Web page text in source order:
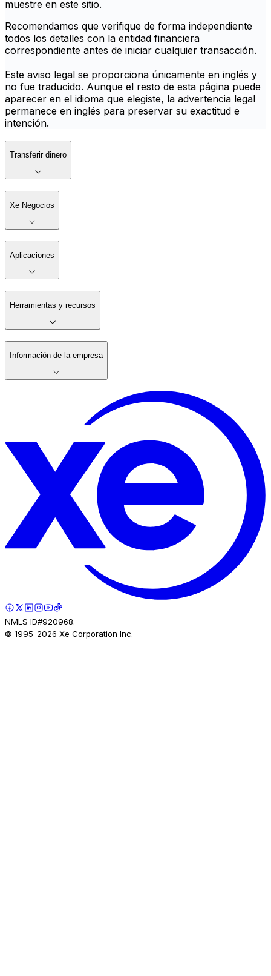
muestre en este sitio.
Recomendamos que verifique de forma independiente
todos los detalles con la entidad financiera
correspondiente antes de iniciar cualquier transacción.
Este aviso legal se proporciona únicamente en inglés y
no fue traducido. Aunque el resto de esta página puede
aparecer en el idioma que elegiste, la advertencia legal
permanece en inglés para preservar su exactitud e
intención.
Transferir dinero
Xe Negocios
Aplicaciones
Herramientas y recursos
Información de la empresa
NMLS ID#920968.
© 1995-2026 Xe Corporation Inc.